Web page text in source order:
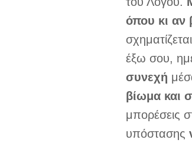
όπου κι αν
έξω σου,
συνεχή
βίωμα και
μπορέσεις
υπόστασης